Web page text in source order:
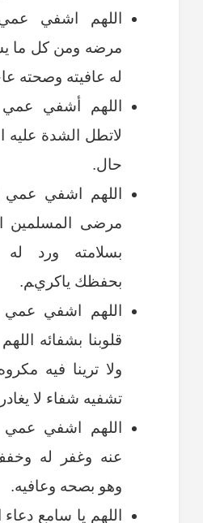
اللهم اشفي
مرضه ومن كل ما
له عافيته وصحته
اللهم أشفي عمي
لاتطل الشدة عليه
حال.
اللهم اشفي عمي
مرضى المسلمين
بسلامته ورد له
بحفظك ياكريم.
اللهم اشفي عمي
قلوبنا بشفائه
ولا ترينا فيه
تشفيه شفاء لا
اللهم اشفي عمي
عنه وغفر له
وهو بصحه وعافيه.
اللهم يا سامع دعاء